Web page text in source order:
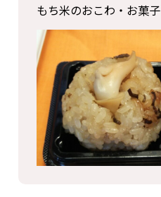
もち米のおこわ・お菓子